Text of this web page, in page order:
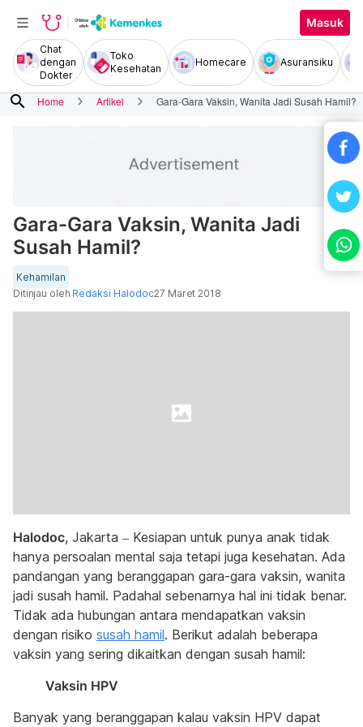
Masuk
Chat
dengan
Dokter
Toko
Kesehatan
Homecare Asuransiku
search Home Artikel Gara-Gara Vaksin, Wanita Jadi Susah Hamil?
Gara-Gara Vaksin, Wanita Jadi
Susah Hamil?
Kehamilan
Ditinjau oleh Redaksi Halodoc27 Maret 2018
Halodoc, Jakarta – Kesiapan untuk punya anak tidak
hanya persoalan mental saja tetapi juga kesehatan. Ada
pandangan yang beranggapan gara-gara vaksin, wanita
jadi susah hamil. Padahal sebenarnya hal ini tidak benar.
Tidak ada hubungan antara mendapatkan vaksin
dengan risiko susah hamil. Berikut adalah beberapa
vaksin yang sering dikaitkan dengan susah hamil:
Vaksin HPV
Banyak yang beranggapan kalau vaksin HPV dapat